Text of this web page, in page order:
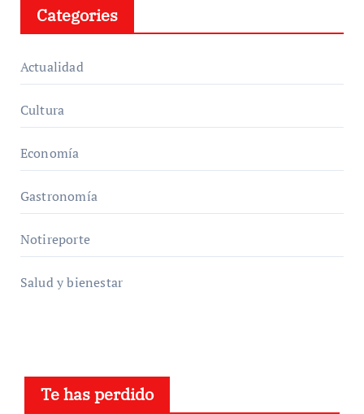
Categories
Actualidad
Cultura
Economía
Gastronomía
Notireporte
Salud y bienestar
Te has perdido